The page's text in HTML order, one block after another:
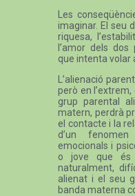
Les
imaginar. El seu
riquesa,
l’amor dels dos
que intenta volar
L’alienació
però en
grup parental
matern, perdrà
el contacte i la
d’un
emocionals i
o jove que és
naturalment,
alienat i el seu
banda materna